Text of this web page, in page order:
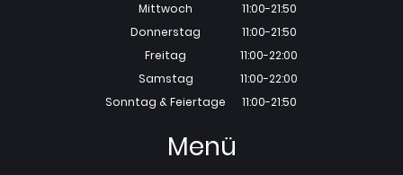
Mittwoch
Donnerstag
Freitag
Samstag
Sonntag & Feiertage
11:00-21:50
11:00-21:50
11:00-22:00
11:00-22:00
11:00-21:50
Menü